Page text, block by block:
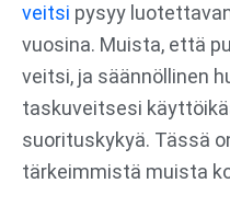
veitsi pysyy
vuosina. Muista, että
veitsi, ja säännöllinen
taskuveitsesi
suorituskykyä. Tässä
tärkeimmistä muista